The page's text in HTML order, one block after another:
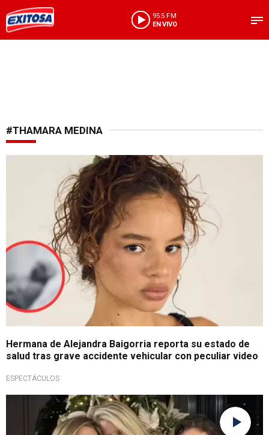
95.5 FM
EN VIVO
#THAMARA MEDINA
Se recupera con ánimos
Hermana de Alejandra Baigorria reporta su estado de
salud tras grave accidente vehicular con peculiar video
ESPECTÁCULOS
Preocupante